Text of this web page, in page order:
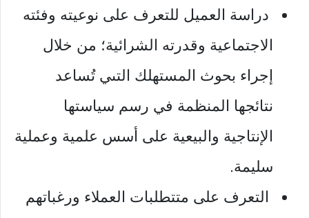
دراسة العميل للتعرف على نوعيته وفئته
الاجتماعية وقدرته الشرائية؛ من خلال
إجراء بحوث المستهلك التىي تُساعد
نتائجها المنظمة في رسم سياستها
الإنتاجية والبيعية على أسس علمية وعملية
سليمة.
التعرف على متتطلبات العملاء ورغباتهم